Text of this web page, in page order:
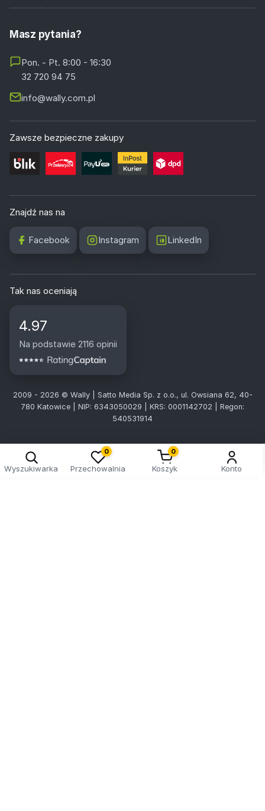
Masz pytania?
Pon. - Pt. 8:00 - 16:30
32 720 94 75
info@wally.com.pl
Zawsze bezpieczne zakupy
Znajdź nas na
Facebook Instagram LinkedIn
Tak nas oceniają
4.97
Na podstawie 2116 opinii
2009 - 2026 © Wally | Satto Media Sp. z o.o., ul. Owsiana 62, 40-
780 Katowice | NIP: 6343050029 | KRS: 0001142702 | Regon:
540531914
Wyszukiwarka
0
Przechowalnia
0
Koszyk Konto